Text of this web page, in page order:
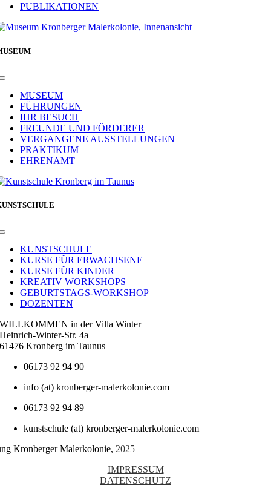
PUBLIKATIONEN
Toggle
NavigationMUSEUM
FÜHRUNGEN
IHR BESUCH
FREUNDE UND FÖRDERER
VERGANGENE AUSSTELLUNGEN
PRAKTIKUM
EHRENAMT
Toggle
NavigationKUNSTSCHULE
KURSE FÜR ERWACHSENE
KURSE FÜR KINDER
KREATIV WORKSHOPS
GEBURTSTAGS-WORKSHOP
DOZENTEN
WILLKOMMEN in der Villa Winter
Heinrich-Winter-Str. 4a
61476 Kronberg im Taunus
06173 92 94 90
info (at) kronberger-malerkolonie.com
06173 92 94 89
kunstschule (at) kronberger-malerkolonie.com
Kronberger Malerkolonie, 2025
IMPRESSUM
DATENSCHUTZ